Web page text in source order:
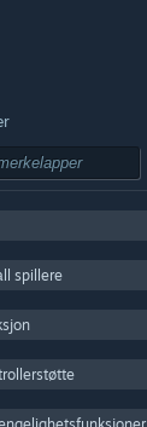
Amerika
spillere